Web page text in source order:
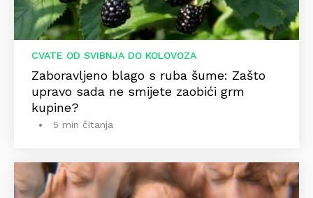
CVATE OD SVIBNJA DO KOLOVOZA
Zaboravljeno blago s ruba šume: Zašto
upravo sada ne smijete zaobići grm
kupine?
5 min čitanja